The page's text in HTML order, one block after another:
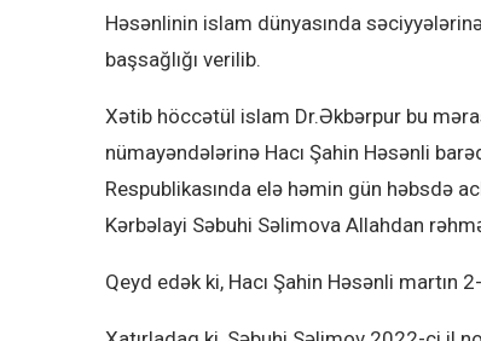
Həsənlinin islam dünyasında
başsağlığı verilib.
Xətib höccətül islam Dr.Əkbərpur bu
nümayəndələrinə Hacı Şahin Həsənli
Respublikasında elə həmin gün həbsdə
Kərbəlayi Səbuhi Səlimova Allahdan
Qeyd edək ki, Hacı Şahin Həsənli martın